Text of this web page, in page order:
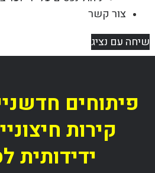
צור קשר
שיחה עם נציג
פיתוחים
קירות
ידידותית